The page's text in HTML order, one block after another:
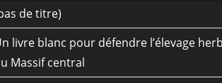
de titre)
livre blanc pour défendre l’élevage
Massif central